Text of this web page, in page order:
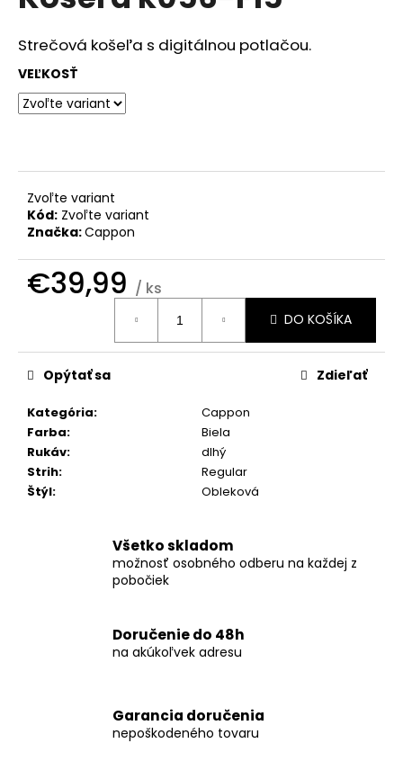
z
5
hviezdičiek.
Strečová košeľa s digitálnou potlačou.
VEĽKOSŤ
Zvoľte variant
Kód: Zvoľte variant
Značka:Cappon
€39,99 / ks
DO KOŠÍKA
Kategória:
Cappon
Farba:
Biela
Rukáv:
dlhý
Strih:
Regular
Štýl: Obleková
Opýtať sa Zdieľať
Všetko skladom
možnosť osobného odberu na každej z
pobočiek
Doručenie do 48h
na akúkoľvek adresu
Garancia doručenia
nepoškodeného tovaru
j
s
ť
?
O
o
ú
č
a
m
e